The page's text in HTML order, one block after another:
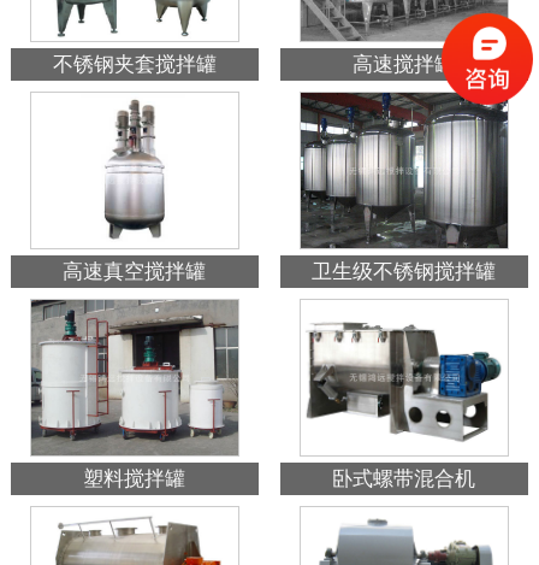
不锈钢夹套搅拌罐 高速搅拌罐
高速真空搅拌罐 卫生级不锈钢搅拌罐
塑料搅拌罐 卧式螺带混合机